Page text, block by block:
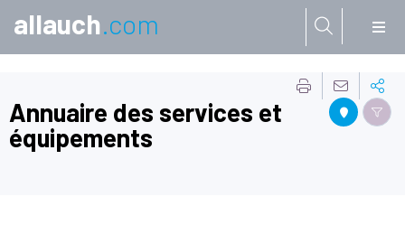
allauch.com
Annuaire des services et
équipements